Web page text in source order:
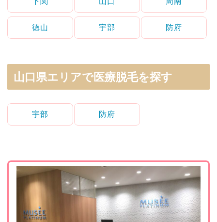
徳山 宇部 防府
山口県エリアで医療脱毛を探す
宇部 防府